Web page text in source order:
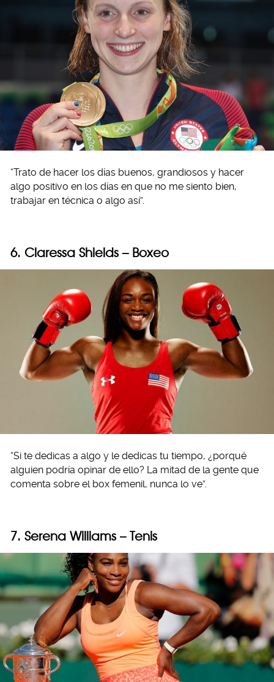
“Trato de hacer los días buenos, grandiosos y hacer
algo positivo en los días en que no me siento bien,
trabajar en técnica o algo así”.
6. Claressa Shields – Boxeo
“Si te dedicas a algo y le dedicas tu tiempo, ¿porqué
alguien podría opinar de ello? La mitad de la gente que
comenta sobre el box femenil, nunca lo ve”.
7. Serena Williams – Tenis